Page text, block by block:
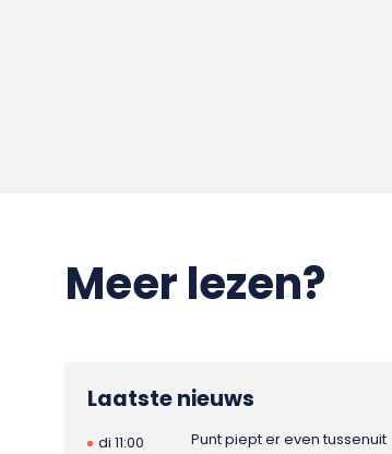
Meer lezen?
Laatste nieuws
di 11:00
Punt piept er even tussenuit